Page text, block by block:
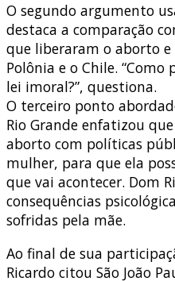
O segundo argumento
destaca a comparação
que liberaram o aborto
Polônia e o Chile.
lei imoral?”, questiona.
O terceiro ponto
Rio Grande enfatizou
aborto com políticas
mulher, para que ela
que vai acontecer. Dom
consequências
sofridas pela mãe.
Ao final de sua
Ricardo citou São João